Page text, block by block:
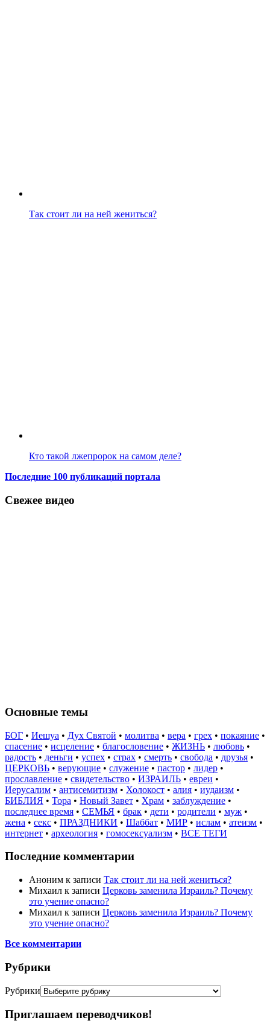
Так стоит ли на ней жениться?
Кто такой лжепророк на самом деле?
Последние 100 публикаций портала
Свежее видео
Основные темы
БОГ • Иешуа • Дух Святой • молитва • вера • грех • покаяние •
спасение • исцеление • благословение • ЖИЗНЬ • любовь •
радость • деньги • успех • страх • смерть • свобода • друзья •
ЦЕРКОВЬ • верующие • служение • пастор • лидер •
прославление • свидетельство • ИЗРАИЛЬ • евреи •
Иерусалим • антисемитизм • Холокост • алия • иудаизм •
БИБЛИЯ • Тора • Новый Завет • Храм • заблуждение •
последнее время • СЕМЬЯ • брак • дети • родители • муж •
жена • секс • ПРАЗДНИКИ • Шаббат • МИР • ислам • атеизм •
интернет • археология • гомосексуализм • ВСЕ ТЕГИ
Последние комментарии
Аноним к записи Так стоит ли на ней жениться?
Михаил к записи Церковь заменила Израиль? Почему
это учение опасно?
Михаил к записи Церковь заменила Израиль? Почему
это учение опасно?
Все комментарии
Рубрики
Рубрики
Приглашаем переводчиков!